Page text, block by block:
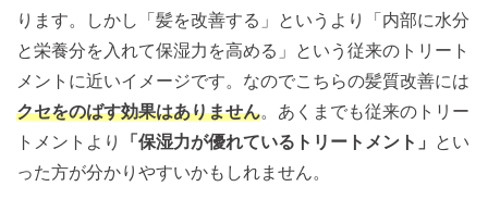
ります。しかし「髪を改善する」というより「内部に水分
と栄養分を入れて保湿力を高める」という従来のトリート
メントに近いイメージです。なのでこちらの髪質改善には
クセをのばす効果はありません。あくまでも従来のトリー
トメントより
「保湿力が優れているトリートメント」
とい
った方が分かりやすいかもしれません。